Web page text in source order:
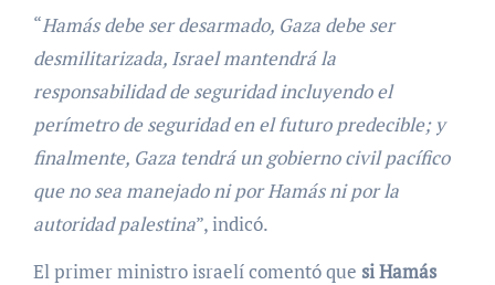
“Hamás debe ser desarmado, Gaza debe ser
desmilitarizada, Israel mantendrá la
responsabilidad de seguridad incluyendo el
perímetro de seguridad en el futuro predecible; y
finalmente, Gaza tendrá un gobierno civil pacífico
que no sea manejado ni por Hamás ni por la
autoridad palestina”, indicó.
El primer ministro israelí comentó que si Hamás